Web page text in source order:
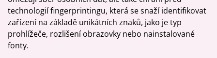
technologií fingerprintingu, která se snaží identifikovat
zařízení na základě unikátních znaků, jako je typ
prohlížeče, rozlišení obrazovky nebo nainstalované
fonty.